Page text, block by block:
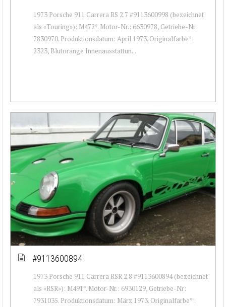
1973 Porsche 911 Carrera RS 2.7 #9113600998 (bezeichnet
als «Touring»): M472*. Motor-Nr.: 6630978, Getriebe-Nr:
7830970. Produktionsdatum: April 1973. Originalfarbe*:
2323, Blutorange Innenausstattun...
#9113600894
1973 Porsche 911 Carrera RSR 2.8 #9113600894 (bezeichnet
als «RSR»): M491*. Motor-Nr.: 6930129, Getriebe-Nr:
7931035. Produktionsdatum: März 1973. Originalfarbe*: